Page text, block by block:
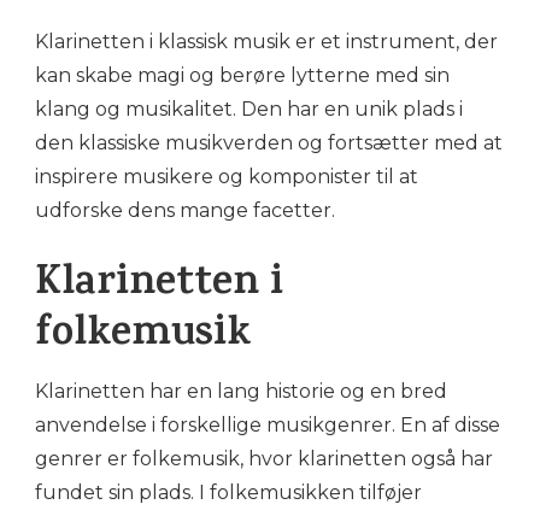
Klarinetten i klassisk musik er et instrument, der
kan skabe magi og berøre lytterne med sin
klang og musikalitet. Den har en unik plads i
den klassiske musikverden og fortsætter med at
inspirere musikere og komponister til at
udforske dens mange facetter.
Klarinetten i
folkemusik
Klarinetten har en lang historie og en bred
anvendelse i forskellige musikgenrer. En af disse
genrer er folkemusik, hvor klarinetten også har
fundet sin plads. I folkemusikken tilføjer